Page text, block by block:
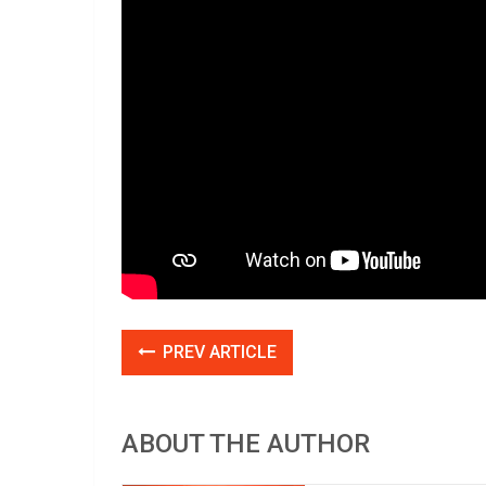
PREV ARTICLE
ABOUT THE AUTHOR